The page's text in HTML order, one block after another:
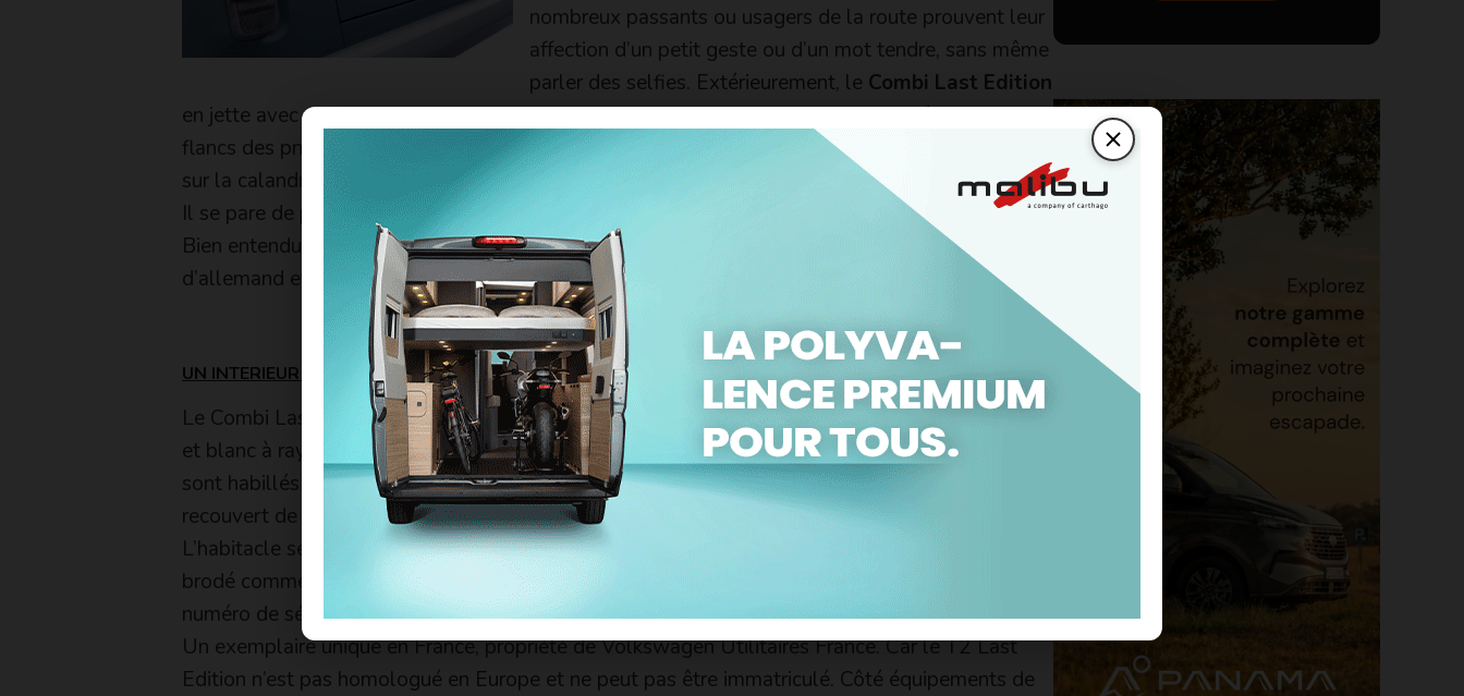
nombreux passants ou usagers de la route prouvent leur
affection d’un petit geste ou d’un mot tendre, sans même
parler des selfies. Extérieurement, le Combi Last Edition
en jette avec sa peinture bicolore : bleu et blanc. Une bande blanche entoure le véhicule. Les
flancs des pneus et enjoliveurs sont également de couleur blanche. La teinte bleue se retrouve
sur la calandre supérieure avant, ainsi que sur les encadrements des phares et des clignotants.
Il se pare de pneus à flancs blanc, de vitres teintées et les clignotants avant sont transparents.
Bien entendu, de gros logo «56 Anos Kombi Last Edition
», doux mélange de brésilien,
d’allemand et d’anglais, sont présents sur le véhicule.
UN INTERIEUR SURRANÉ
Le Combi Last Edition est un Combi 9 places. Les sièges sont recouverts de skaï bicolore bleu
et blanc à rayures. Les panneaux intérieurs, panneaux de portes et de l’espace de chargement
sont habillés de vinyle bleu avec surpiqûres. Le plancher de l’habitacle et du coffre est
recouvert de tapis avec inserts gris, la même matière que pour la housse de roue de secours.
L’habitacle se pare de rideaux en tissu avec une lanière d’attache siglée avec le logo « Combi »
brodé comme dans les années 1960 et 70. Une plaque en aluminium brossé indiquant le
numéro de série de chacun des exemplaires orne le tableau de bord. Le nôtre est le 262/1200.
Un exemplaire unique en France, propriété de Volkswagen Utilitaires France. Car le T2 Last
Edition n’est pas homologué en Europe et ne peut pas être immatriculé. Côté équipements de